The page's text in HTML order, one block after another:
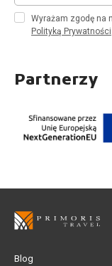
Wyrażam zgodę na
Polityką Prywatności
Partnerzy
Blog